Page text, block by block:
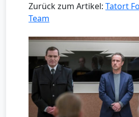
Zurück zum Artikel: Tatort
Team